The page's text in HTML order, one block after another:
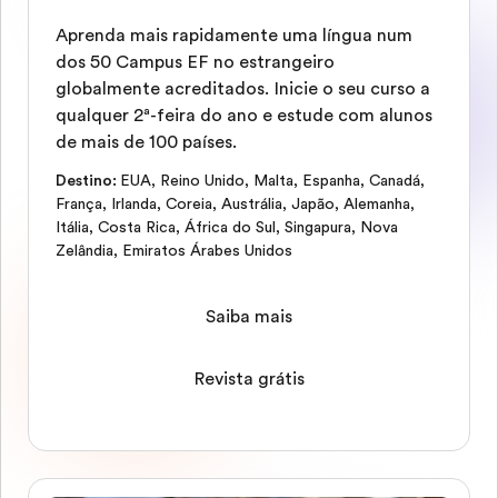
Aprenda mais rapidamente uma língua num
dos 50 Campus EF no estrangeiro
globalmente acreditados. Inicie o seu curso a
qualquer 2ª-feira do ano e estude com alunos
de mais de 100 países.
Destino: EUA, Reino Unido, Malta, Espanha, Canadá,
França, Irlanda, Coreia, Austrália, Japão, Alemanha,
Itália, Costa Rica, África do Sul, Singapura, Nova
Zelândia, Emiratos Árabes Unidos
Saiba mais
Revista grátis